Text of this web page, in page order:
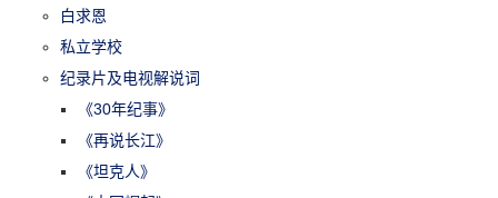
白求恩
私立学校
纪录片及电视解说词
《30年纪事》
《再说长江》
《坦克人》